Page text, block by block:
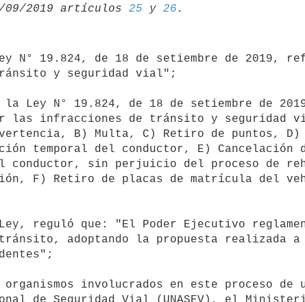
09/2019 artículos 25 y 26
y seguridad vial";
las infracciones de tránsito y seguridad
B) Multa, C) Retiro de puntos, D)
temporal del conductor, E) Cancelación
sin perjuicio del proceso de
F) Retiro de placas de matrícula del
adoptando la propuesta realizada a